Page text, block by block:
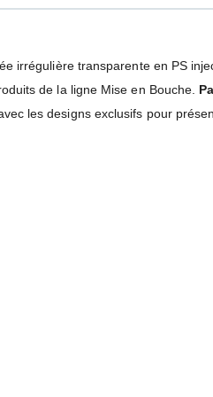
irrégulière transparente en PS
de la ligne Mise en Bouche.
les designs exclusifs pour
Ampoule Chauffante À Vis Incassable Buffalo 250W
849,99 €